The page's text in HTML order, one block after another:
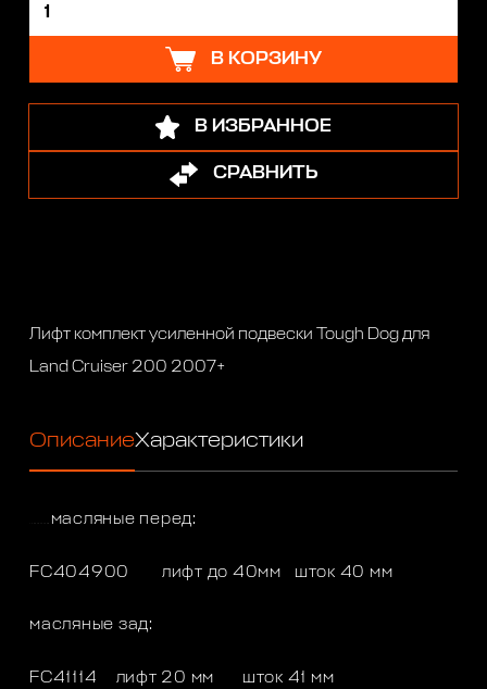
В КОРЗИНУ
В ИЗБРАННОЕ
СРАВНИТЬ
Лифт комплект усиленной подвески Tough Dog для
Land Cruiser 200 2007+
ОписаниеХарактеристики
масляные перед:
FC404900 лифт до 40мм шток 40 мм
масляные зад:
FC41114 лифт 20 мм шток 41 мм